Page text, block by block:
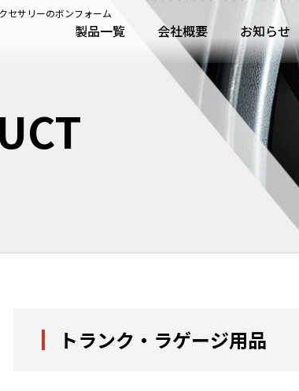
セサリーのボンフォーム
製品一覧 会社概要 お知らせ
トランク・ラゲージ用品